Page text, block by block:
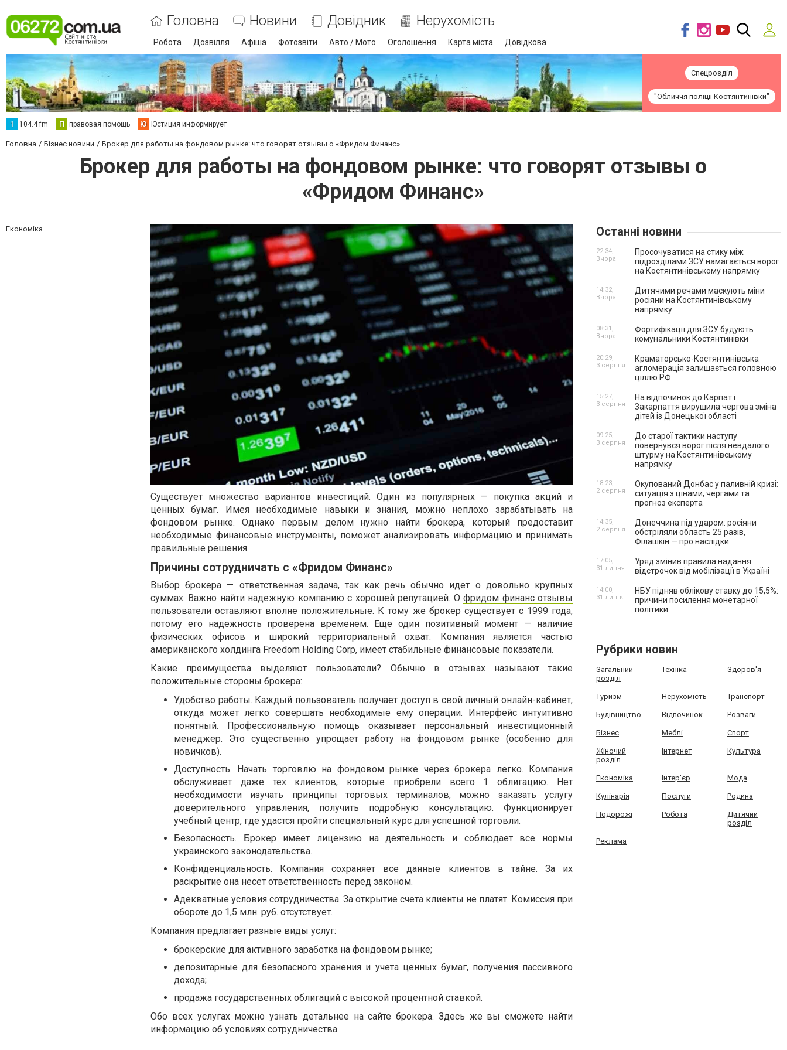
Головна Новини Довідник Нерухомість
Робота Дозвілля Афіша Фотозвіти Авто / Мото Оголошення Карта міста Довідкова
Спецрозділ
"Обличчя поліції Костянтинівки"
1 104.4 fm П правовая помощь Ю Юстиция информирует
Головна Бізнес новини Брокер для работы на фондовом рынке: что говорят отзывы о «Фридом Финанс»
Брокер для работы на фондовом рынке: что говорят отзывы о
«Фридом Финанс»
Економіка
Существует множество вариантов инвестиций. Один из популярных — покупка акций и
ценных бумаг. Имея необходимые навыки и знания, можно неплохо зарабатывать на
фондовом рынке. Однако первым делом нужно найти брокера, который предоставит
необходимые финансовые инструменты, поможет анализировать информацию и принимать
правильные решения.
Причины сотрудничать с «Фридом Финанс»
Выбор брокера — ответственная задача, так как речь обычно идет о довольно крупных
суммах. Важно найти надежную компанию с хорошей репутацией. Офридом финанс отзывы
пользователи оставляют вполне положительные. К тому же брокер существует с 1999 года,
потому его надежность проверена временем. Еще один позитивный момент — наличие
физических офисов и широкий территориальный охват. Компания является частью
американского холдинга Freedom Holding Corp, имеет стабильные финансовые показатели.
Какие преимущества выделяют пользователи? Обычно в отзывах называют такие
положительные стороны брокера:
Удобство работы. Каждый пользователь получает доступ в свой личный онлайн-кабинет,
откуда может легко совершать необходимые ему операции. Интерфейс интуитивно
понятный. Профессиональную помощь оказывает персональный инвестиционный
менеджер. Это существенно упрощает работу на фондовом рынке (особенно для
новичков).
Доступность. Начать торговлю на фондовом рынке через брокера легко. Компания
обслуживает даже тех клиентов, которые приобрели всего 1 облигацию. Нет
необходимости изучать принципы торговых терминалов, можно заказать услугу
доверительного управления, получить подробную консультацию. Функционирует
учебный центр, где удастся пройти специальный курс для успешной торговли.
Безопасность. Брокер имеет лицензию на деятельность и соблюдает все нормы
украинского законодательства.
Конфиденциальность. Компания сохраняет все данные клиентов в тайне. За их
раскрытие она несет ответственность перед законом.
Адекватные условия сотрудничества. За открытие счета клиенты не платят. Комиссия при
обороте до 1,5 млн. руб. отсутствует.
Компания предлагает разные виды услуг:
брокерские для активного заработка на фондовом рынке;
депозитарные для безопасного хранения и учета ценных бумаг, получения пассивного
дохода;
продажа государственных облигаций с высокой процентной ставкой.
Обо всех услугах можно узнать детальнее на сайте брокера. Здесь же вы сможете найти
информацию об условиях сотрудничества.
Останні новини
Просочуватися на стику між
підрозділами ЗСУ намагається ворог
на Костянтинівському напрямку
22:34,
Вчора
Дитячими речами маскують міни
росіяни на Костянтинівському
напрямку
14:32,
Вчора
Фортифікації для ЗСУ будують
комунальники Костянтинівки
08:31,
Вчора
Краматорсько-Костянтинівська
агломерація залишається головною
ціллю РФ
20:29,
3 серпня
На відпочинок до Карпат і
Закарпаття вирушила чергова зміна
дітей із Донецької області
15:27,
3 серпня
До старої тактики наступу
повернувся ворог після невдалого
штурму на Костянтинівському
напрямку
09:25,
3 серпня
Окупований Донбас у паливній кризі:
ситуація з цінами, чергами та
прогноз експерта
18:23,
2 серпня
Донеччина під ударом: росіяни
обстріляли область 25 разів,
Філашкін — про наслідки
14:35,
2 серпня
Уряд змінив правила надання
відстрочок від мобілізації в Україні
17:05,
31 липня
НБУ підняв облікову ставку до 15,5%:
причини посилення монетарної
політики
14:00,
31 липня
Рубрики новин
Загальний
розділ
Техніка Здоров'я
Туризм Нерухомість Транспорт
Будівництво Відпочинок Розваги
Бізнес Меблі Спорт
Жіночий
розділ
Інтернет Культура
Економіка Інтер'єр Мода
Кулінарія Послуги Родина
Подорожі Робота
Дитячий
розділ
Реклама